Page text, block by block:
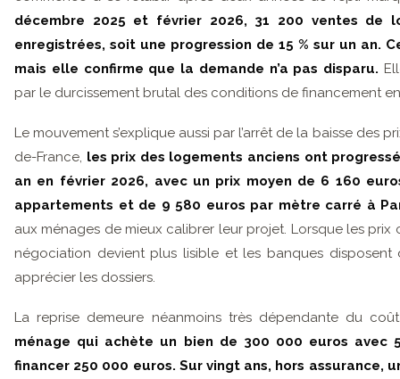
décembre 2025 et février 2026, 31 200 ventes de
enregistrées, soit une progression de 15 % sur un an.
mais elle confirme que la demande n’a pas disparu.
par le durcissement brutal des conditions de financement
Le mouvement s’explique aussi par l’arrêt de la baisse des
de-France, les prix des logements anciens ont
an en février 2026, avec un prix moyen de 6 160
appartements et de 9 580 euros par mètre carré à
aux ménages de mieux calibrer leur projet. Lorsque les prix
négociation devient plus lisible et les banques
apprécier les dossiers.
La reprise demeure néanmoins très dépendante du
ménage qui achète un bien de 300 000 euros avec
financer 250 000 euros. Sur vingt ans, hors assurance,